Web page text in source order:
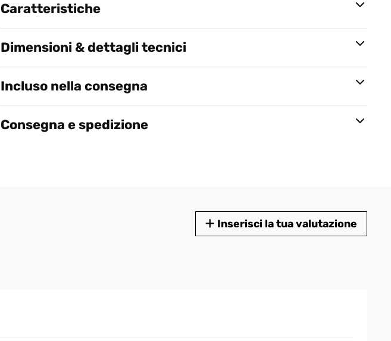
Caratteristiche
Dimensioni & dettagli tecnici
Incluso nella consegna
Consegna e spedizione
Inserisci la tua valutazione